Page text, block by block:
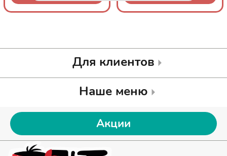
Для клиентов
Наше меню
Акции